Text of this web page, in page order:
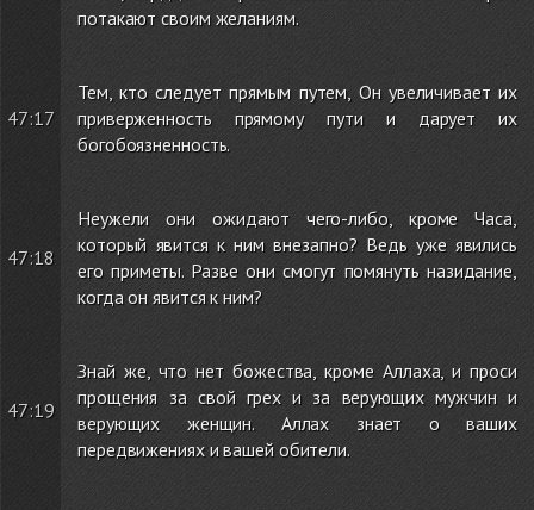
потакают своим желаниям.
47:17
Тем, кто следует прямым путем, Он увеличивает их
приверженность прямому пути и дарует их
богобоязненность.
47:18
Неужели они ожидают чего-либо, кроме Часа,
который явится к ним внезапно? Ведь уже явились
его приметы. Разве они смогут помянуть назидание,
когда он явится к ним?
47:19
Знай же, что нет божества, кроме Аллаха, и проси
прощения за свой грех и за верующих мужчин и
верующих женщин. Аллах знает о ваших
передвижениях и вашей обители.